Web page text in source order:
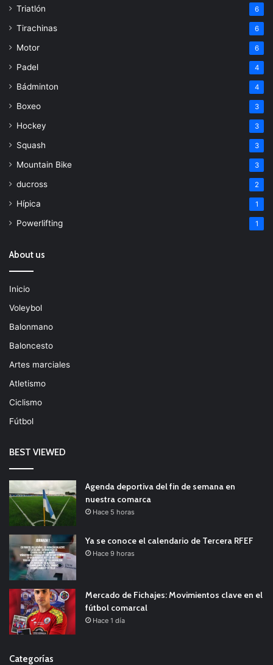
Triatlón 6
Tirachinas 6
Motor 6
Padel 4
Bádminton 4
Boxeo 3
Hockey 3
Squash 3
Mountain Bike 3
ducross 2
Hípica 1
Powerlifting 1
About us
Inicio
Voleybol
Balonmano
Baloncesto
Artes marciales
Atletismo
Ciclismo
Fútbol
BEST VIEWED
Agenda deportiva del fin de semana en
nuestra comarca
Hace 5 horas
Ya se conoce el calendario de Tercera RFEF
Hace 9 horas
Mercado de Fichajes: Movimientos clave en el
fútbol comarcal
Hace 1 día
Categorías